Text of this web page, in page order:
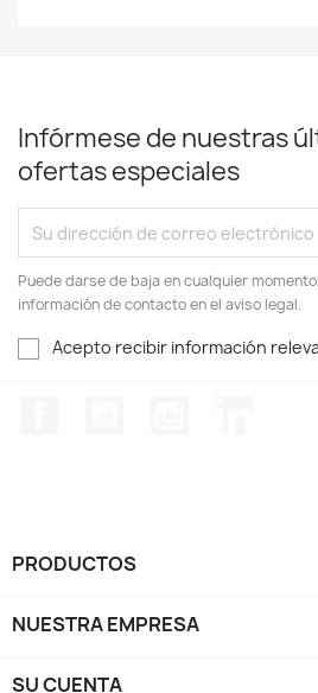
Infórmese de nuestras
ofertas especiales
Puede darse de baja en cualquier
información de contacto en el aviso legal.
Acepto recibir información
PRODUCTOS
NUESTRA EMPRESA
SU CUENTA